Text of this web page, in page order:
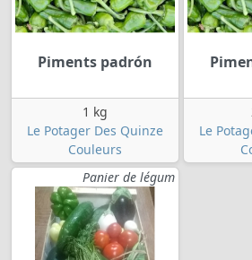
Piments padrón
1 kg
Le Potager Des Quinze
Couleurs
Le
Panier de légum